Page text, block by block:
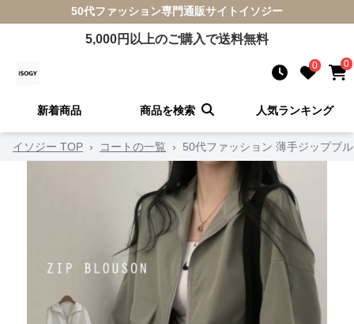
50代ファッション専門通販サイト イソジー
5,000円以上のご購入で送料無料
0 0
新着商品 商品を検索 人気ランキング
イソジー TOP › コートの一覧 › 50代ファッション 薄手ジップブ